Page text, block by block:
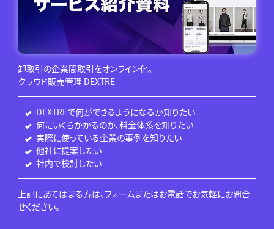
卸取引の企業間取引をオンライン化。
クラウド販売管理 DEXTRE
DEXTREで何ができるようになるか知りたい
何にいくらかかるのか、料金体系を知りたい
実際に使っている企業の事例を知りたい
他社に提案したい
社内で検討したい
上記にあてはまる方は、フォームまたはお電話でお気軽にお問合
せください。